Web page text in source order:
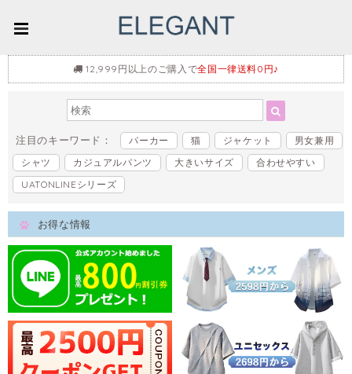
12,999円以上のご購入で全国一律送料0円♪
注目のキーワード： パーカー 猫 ジャケット
男女兼用
シャツ
カジュアルパンツ 大きいサイズ
合わせやすい
UATONLINEシリーズ
お得な情報